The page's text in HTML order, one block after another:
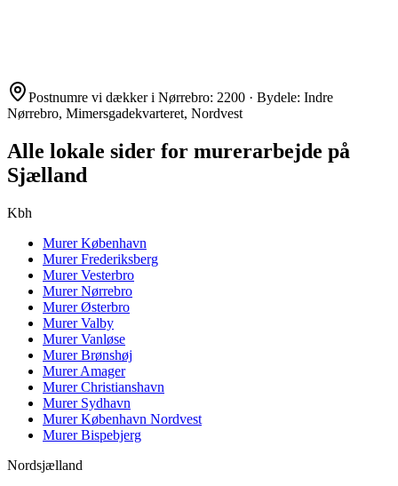
Postnumre vi dækker i Nørrebro: 2200 · Bydele: Indre
Nørrebro, Mimersgadekvarteret, Nordvest
Alle lokale sider for murerarbejde på
Sjælland
Kbh
MurerKøbenhavn
MurerFrederiksberg
MurerVesterbro
MurerNørrebro
MurerØsterbro
MurerValby
MurerVanløse
MurerBrønshøj
MurerAmager
MurerChristianshavn
Murer Sydhavn
MurerKøbenhavn Nordvest
MurerBispebjerg
Nordsjælland